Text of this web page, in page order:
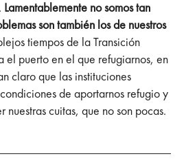
Lamentablemente no somos tan
son también los de nuestros
tiempos de la Transición
el puerto en el que refugiarnos, en
claro que las instituciones
de aportarnos refugio y
nuestras cuitas, que no son pocas.